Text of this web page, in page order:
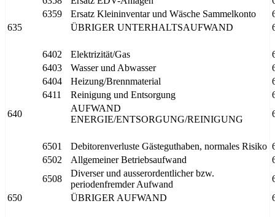
6359
Ersatz Kleininventar und Wäsche Sammelkonto
635
ÜBRIGER UNTERHALTSAUFWAND
6402 Elektrizität/Gas
6403
Wasser und Abwasser
6404
Heizung/Brennmaterial
6411
Reinigung und Entsorgung
640
AUFWAND
ENERGIE/ENTSORGUNG/REINIGUNG
6501 Debitorenverluste Gästeguthaben, normales Risiko
6502
Allgemeiner Betriebsaufwand
6508
Diverser und ausserordentlicher bzw.
periodenfremder Aufwand
650
ÜBRIGER AUFWAND